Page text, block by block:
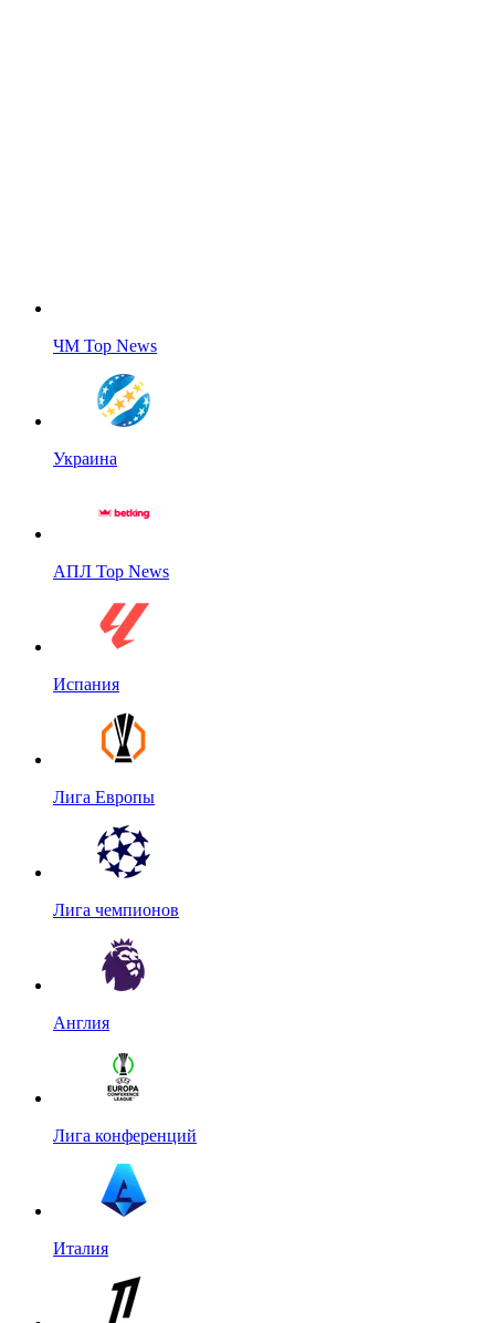
ЧМ Top News
Украина
АПЛ Top News
Испания
Лига Европы
Лига чемпионов
Англия
Лига конференций
Италия